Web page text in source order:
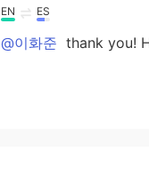
EN ES
@이화준 thank you!